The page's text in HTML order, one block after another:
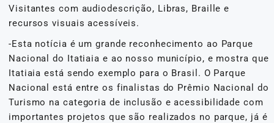
Visitantes com audiodescrição, Libras, Braille e
recursos visuais acessíveis.
-Esta notícia é um grande reconhecimento ao Parque
Nacional do Itatiaia e ao nosso município, e mostra que
Itatiaia está sendo exemplo para o Brasil. O Parque
Nacional está entre os finalistas do Prêmio Nacional do
Turismo na categoria de inclusão e acessibilidade com
importantes projetos que são realizados no parque, já é